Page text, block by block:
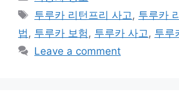
Tags
투루카 리턴프리 사고 , 투루카
법 , 투루카 보험 , 투루카 사고 , 투루
Leave a comment